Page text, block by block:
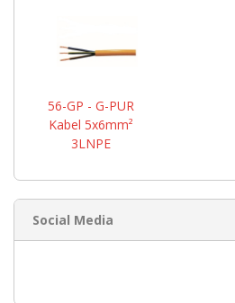
56-GP - G-PUR
Kabel 5x6mm²
3LNPE
Social Media